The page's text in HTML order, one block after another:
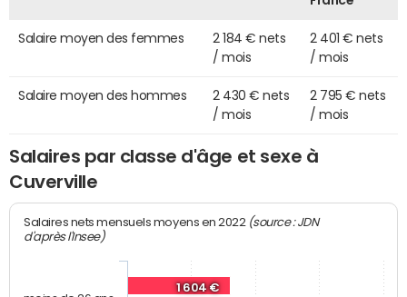
Salaire moyen des femmes
2 184 € nets
/ mois
2 401 € nets
/ mois
Salaire moyen des hommes
2 430 € nets
/ mois
2 795 € nets
/ mois
Salaires par classe d'âge et sexe à
Cuverville
Salaires nets mensuels moyens en 2022 (source : JDN
d'après l'Insee)
1 604 €